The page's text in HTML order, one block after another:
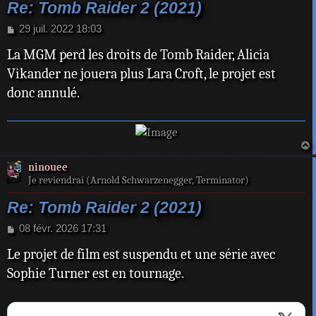
Re: Tomb Raider 2 (2021)
M
s
s
a
g
29 juil. 2022 18:03
La MGM perd les droits de Tomb Raider, Alicia
Vikander ne jouera plus Lara Croft, le projet est
donc annulé.
a
ninouee
Je reviendrai (Arnold Schwarzenegger, Terminator)
Re: Tomb Raider 2 (2021)
M
s
a
e
08 févr. 2026 17:31
Le projet de film est suspendu et une série avec
Sophie Turner est en tournage.